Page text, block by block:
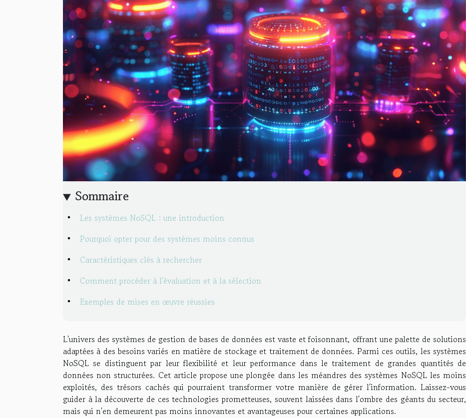
Sommaire
Les systèmes NoSQL : une introduction
Pourquoi opter pour des systèmes moins connus
Caractéristiques clés à rechercher
Comment procéder à l'évaluation et à la sélection
Exemples de mises en œuvre réussies
L'univers des systèmes de gestion de bases de données est vaste et foisonnant, offrant une palette de solutions
adaptées à des besoins variés en matière de stockage et traitement de données. Parmi ces outils, les systèmes
NoSQL se distinguent par leur flexibilité et leur performance dans le traitement de grandes quantités de
données non structurées. Cet article propose une plongée dans les méandres des systèmes NoSQL les moins
exploités, des trésors cachés qui pourraient transformer votre manière de gérer l'information. Laissez-vous
guider à la découverte de ces technologies prometteuses, souvent laissées dans l'ombre des géants du secteur,
mais qui n'en demeurent pas moins innovantes et avantageuses pour certaines applications.